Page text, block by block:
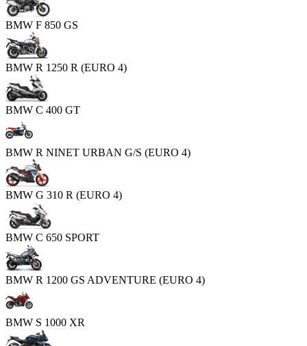
BMW F 850 GS
BMW R 1250 R (EURO 4)
BMW C 400 GT
BMW R NINET URBAN G/S (EURO 4)
BMW G 310 R (EURO 4)
BMW C 650 SPORT
BMW R 1200 GS ADVENTURE (EURO 4)
BMW S 1000 XR